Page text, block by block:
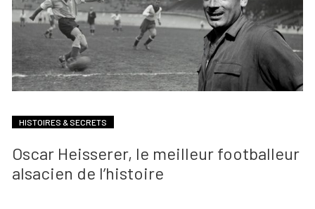
HISTOIRES & SECRETS
Oscar Heisserer, le meilleur footballeur
alsacien de l’histoire